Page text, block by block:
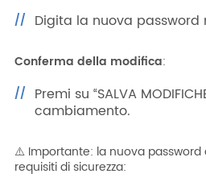
Digita la nuova
Conferma della modifica:
Premi su “SALVA
cambiamento.
⚠️ Importante: la nuova
requisiti di sicurezza: